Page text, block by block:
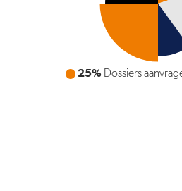
25%Telefonisch/